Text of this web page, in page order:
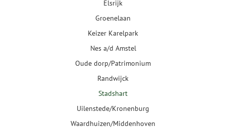
Elsrijk
Groenelaan
Keizer Karelpark
Nes a/d Amstel
Oude dorp/Patrimonium
Randwijck
Stadshart
Uilenstede/Kronenburg
Waardhuizen/Middenhoven